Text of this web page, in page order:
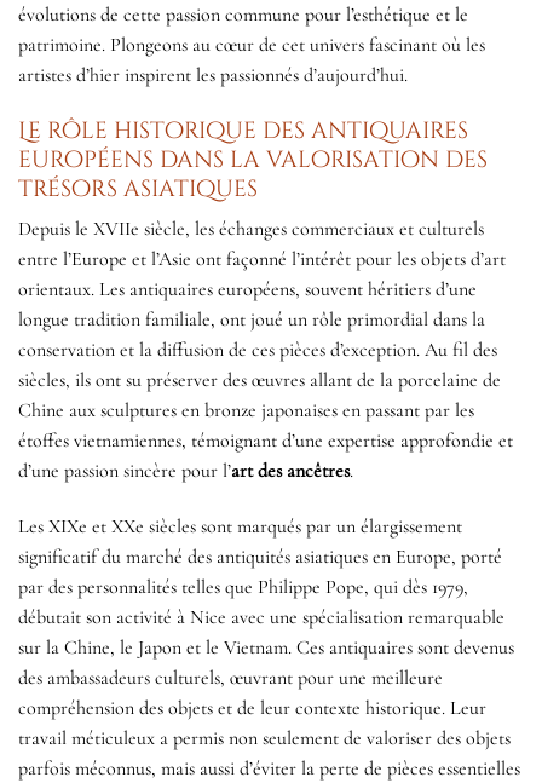
évolutions de cette passion commune pour l’esthétique et le
patrimoine. Plongeons au cœur de cet univers fascinant où les
artistes d’hier inspirent les passionnés d’aujourd’hui.
Le rôle historique des antiquaires
européens dans la valorisation des
trésors asiatiques
Depuis le XVIIe siècle, les échanges commerciaux et culturels
entre l’Europe et l’Asie ont façonné l’intérêt pour les objets d’art
orientaux. Les antiquaires européens, souvent héritiers d’une
longue tradition familiale, ont joué un rôle primordial dans la
conservation et la diffusion de ces pièces d’exception. Au fil des
siècles, ils ont su préserver des œuvres allant de la porcelaine de
Chine aux sculptures en bronze japonaises en passant par les
étoffes vietnamiennes, témoignant d’une expertise approfondie et
d’une passion sincère pour l’art des ancêtres.
Les XIXe et XXe siècles sont marqués par un élargissement
significatif du marché des antiquités asiatiques en Europe, porté
par des personnalités telles que Philippe Pope, qui dès 1979,
débutait son activité à Nice avec une spécialisation remarquable
sur la Chine, le Japon et le Vietnam. Ces antiquaires sont devenus
des ambassadeurs culturels, œuvrant pour une meilleure
compréhension des objets et de leur contexte historique. Leur
travail méticuleux a permis non seulement de valoriser des objets
parfois méconnus, mais aussi d’éviter la perte de pièces essentielles